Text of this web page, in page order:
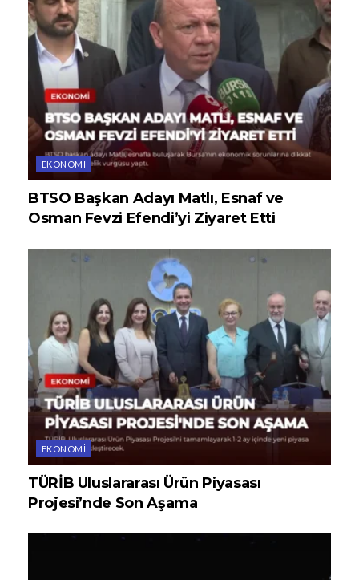
EKONOMI
BTSO Başkan Adayı Matlı, Esnaf ve
Osman Fevzi Efendi’yi Ziyaret Etti
EKONOMI
TÜRİB Uluslararası Ürün Piyasası
Projesi’nde Son Aşama